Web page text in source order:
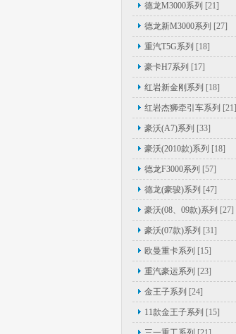
德龙M3000系列 [21]
德龙新M3000系列 [27]
重汽T5G系列 [18]
豪卡H7系列 [17]
红岩新金刚系列 [18]
红岩杰狮牵引车系列 [21]
豪沃(A7)系列 [33]
豪沃(2010款)系列 [18]
德龙F3000系列 [57]
德龙(豪骏)系列 [47]
豪沃(08、09款)系列 [27]
豪沃(07款)系列 [31]
欧曼重卡系列 [15]
重汽豪运系列 [23]
金王子系列 [24]
11款金王子系列 [15]